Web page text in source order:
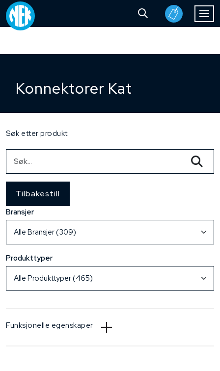
Konnektorer Kat
Søk etter produkt
Tilbakestill
Bransjer
Produkttyper
Funksjonelle egenskaper